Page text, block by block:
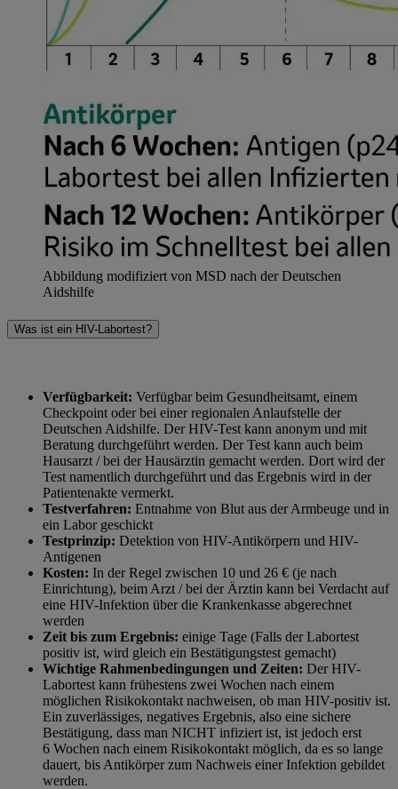
Abbildung modifiziert von MSD nach der Deutschen
Aidshilfe
Was ist ein HIV-Labortest?
Verfügbarkeit: Verfügbar beim Gesundheitsamt, einem
Checkpoint oder bei einer regionalen Anlaufstelle der
Deutschen Aidshilfe. Der HIV-Test kann anonym und mit
Beratung durchgeführt werden. Der Test kann auch beim
Hausarzt / bei der Hausärztin gemacht werden. Dort wird der
Test namentlich durchgeführt und das Ergebnis wird in der
Patientenakte vermerkt.
Testverfahren: Entnahme von Blut aus der Armbeuge und in
ein Labor geschickt
Testprinzip: Detektion von HIV-Antikörpern und HIV-
Antigenen
Kosten: In der Regel zwischen 10 und 26 € (je nach
Einrichtung), beim Arzt / bei der Ärztin kann bei Verdacht auf
eine HIV-Infektion über die Krankenkasse abgerechnet
werden
Zeit bis zum Ergebnis: einige Tage (Falls der Labortest
positiv ist, wird gleich ein Bestätigungstest gemacht)
Wichtige Rahmenbedingungen und Zeiten: Der HIV-
Labortest kann frühestens zwei Wochen nach einem
möglichen Risikokontakt nachweisen, ob man HIV-positiv ist.
Ein zuverlässiges, negatives Ergebnis, also eine sichere
Bestätigung, dass man NICHT infiziert ist, ist jedoch erst
6 Wochen nach einem Risikokontakt möglich, da es so lange
dauert, bis Antikörper zum Nachweis einer Infektion gebildet
werden.